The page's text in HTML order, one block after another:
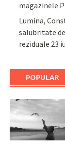
magazinele
Lumina,
salubritate
reziduale 23
POPULAR